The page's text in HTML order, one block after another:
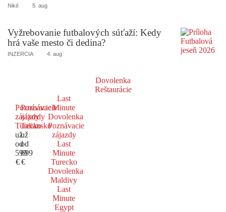
Niké 5. aug
Vyžrebovanie futbalových súťaží: Kedy
hrá vaše mesto či dedina?
INZERCIA 4. aug
Dovolenka
Reštaurácie
Poznávacie
zájazdy
Turecko
už
od
599
€
Poznávacie
zájazdy
Taliansko
už
od
699
€
Last
Minute
Dovolenka
Poznávacie
zájazdy
Last
Minute
Turecko
Dovolenka
Maldivy
Last
Minute
Egypt